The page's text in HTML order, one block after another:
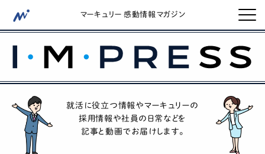
マーキュリー 感動情報マガジン
就活に役立つ情報やマーキュリーの
採用情報や社員の日常などを
記事と動画でお届けします。